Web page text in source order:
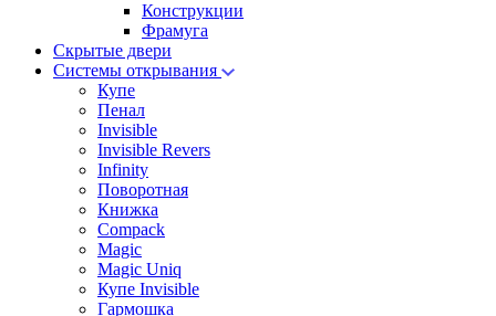
Конструкции
Фрамуга
Скрытые двери
Системы открывания
Купе
Пенал
Invisible
Invisible Revers
Infinity
Поворотная
Книжка
Compack
Magic
Magic Uniq
Купе Invisible
Гармошка